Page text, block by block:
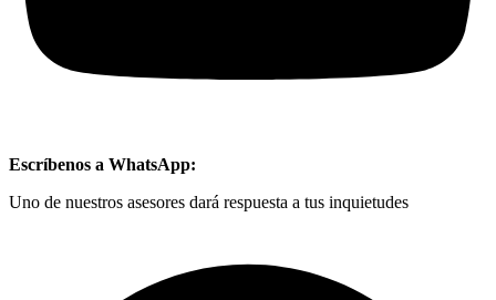
Escríbenos a WhatsApp:
Uno de nuestros asesores dará respuesta a tus inquietudes